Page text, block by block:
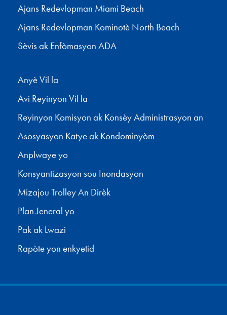
Ajans Redevlopman Miami Beach
Ajans Redevlopman Kominotè North Beach
Sèvis ak Enfòmasyon ADA
Anyè Vil la
Avi Reyinyon Vil la
Reyinyon Komisyon ak Konsèy Administrasyon an
Asosyasyon Katye ak Kondominyòm
Anplwaye yo
Konsyantizasyon sou Inondasyon
Mizajou Trolley An Dirèk
Plan Jeneral yo
Pak ak Lwazi
Rapòte yon enkyetid